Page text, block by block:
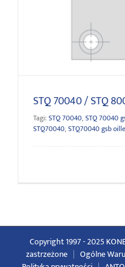
STQ 70040 / STQ
Tagi: STQ 70040, STQ 70040
STQ70040, STQ70040 gsb
Copyright 1997 - 2025
zastrzeżone | Ogólne